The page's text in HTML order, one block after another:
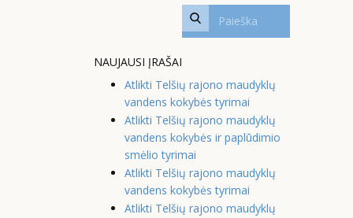
NAUJAUSI ĮRAŠAI
Atlikti Telšių rajono maudyklų
vandens kokybės tyrimai
Atlikti Telšių rajono maudyklų
vandens kokybės ir paplūdimio
smėlio tyrimai
Atlikti Telšių rajono maudyklų
vandens kokybės tyrimai
Atlikti Telšių rajono maudyklų